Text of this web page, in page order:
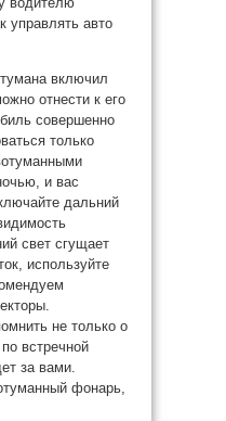
управлять авто
включил
отнести к его
совершенно
только
и вас
дальний
свет сгущает
используйте
не только о
встречной
за вами.
фонарь,